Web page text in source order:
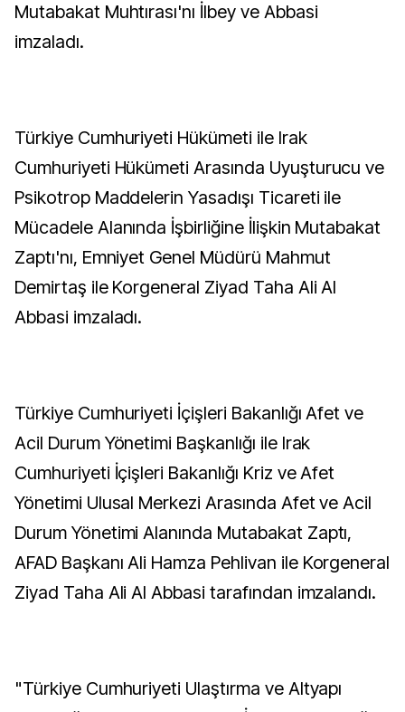
Mutabakat Muhtırası'nı İlbey ve Abbasi
imzaladı.
Türkiye Cumhuriyeti Hükümeti ile Irak
Cumhuriyeti Hükümeti Arasında Uyuşturucu ve
Psikotrop Maddelerin Yasadışı Ticareti ile
Mücadele Alanında İşbirliğine İlişkin Mutabakat
Zaptı'nı, Emniyet Genel Müdürü Mahmut
Demirtaş ile Korgeneral Ziyad Taha Ali Al
Abbasi imzaladı.
Türkiye Cumhuriyeti İçişleri Bakanlığı Afet ve
Acil Durum Yönetimi Başkanlığı ile Irak
Cumhuriyeti İçişleri Bakanlığı Kriz ve Afet
Yönetimi Ulusal Merkezi Arasında Afet ve Acil
Durum Yönetimi Alanında Mutabakat Zaptı,
AFAD Başkanı Ali Hamza Pehlivan ile Korgeneral
Ziyad Taha Ali Al Abbasi tarafından imzalandı.
"Türkiye Cumhuriyeti Ulaştırma ve Altyapı